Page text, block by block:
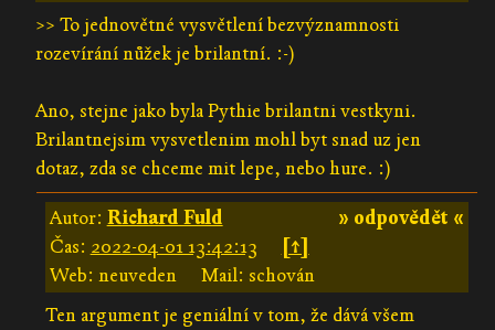
>> To jednovětné vysvětlení bezvýznamnosti
rozevírání nůžek je brilantní. :-)
Ano, stejne jako byla Pythie brilantni vestkyni.
Brilantnejsim vysvetlenim mohl byt snad uz jen
dotaz, zda se chceme mit lepe, nebo hure. :)
» odpovědět «
Autor: Richard Fuld
Čas: 2022-04-01 13:42:13
[↑]
Web: neuveden
Mail: schován
Ten argument je geniální v tom, že dává všem